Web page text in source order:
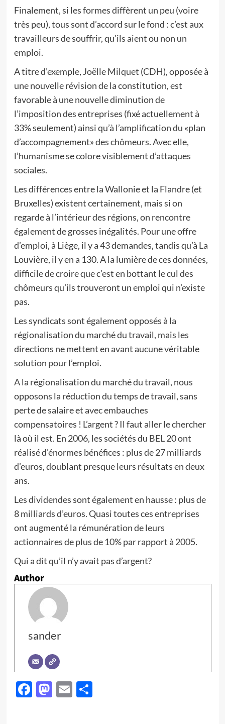
Finalement, si les formes diffèrent un peu (voire
très peu), tous sont d’accord sur le fond : c’est aux
travailleurs de souffrir, qu’ils aient ou non un
emploi.
A titre d’exemple, Joëlle Milquet (CDH), opposée à
une nouvelle révision de la constitution, est
favorable à une nouvelle diminution de
l’imposition des entreprises (fixé actuellement à
33% seulement) ainsi qu’à l’amplification du «plan
d’accompagnement» des chômeurs. Avec elle,
l’humanisme se colore visiblement d’attaques
sociales.
Les différences entre la Wallonie et la Flandre (et
Bruxelles) existent certainement, mais si on
regarde à l’intérieur des régions, on rencontre
également de grosses inégalités. Pour une offre
d’emploi, à Liège, il y a 43 demandes, tandis qu’à La
Louvière, il y en a 130. A la lumière de ces données,
difficile de croire que c’est en bottant le cul des
chômeurs qu’ils trouveront un emploi qui n’existe
pas.
Les syndicats sont également opposés à la
régionalisation du marché du travail, mais les
directions ne mettent en avant aucune véritable
solution pour l’emploi.
A la régionalisation du marché du travail, nous
opposons la réduction du temps de travail, sans
perte de salaire et avec embauches
compensatoires ! L’argent ? Il faut aller le chercher
là où il est. En 2006, les sociétés du BEL 20 ont
réalisé d’énormes bénéfices : plus de 27 milliards
d’euros, doublant presque leurs résultats en deux
ans.
Les dividendes sont également en hausse : plus de
8 milliards d’euros. Quasi toutes ces entreprises
ont augmenté la rémunération de leurs
actionnaires de plus de 10% par rapport à 2005.
Qui a dit qu’il n’y avait pas d’argent?
Author
sander
Facebook
Mastodon
EmailPartager